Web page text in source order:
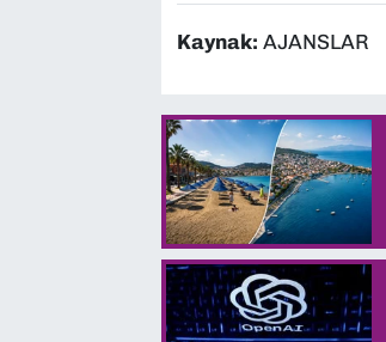
Kaynak: AJANSLAR